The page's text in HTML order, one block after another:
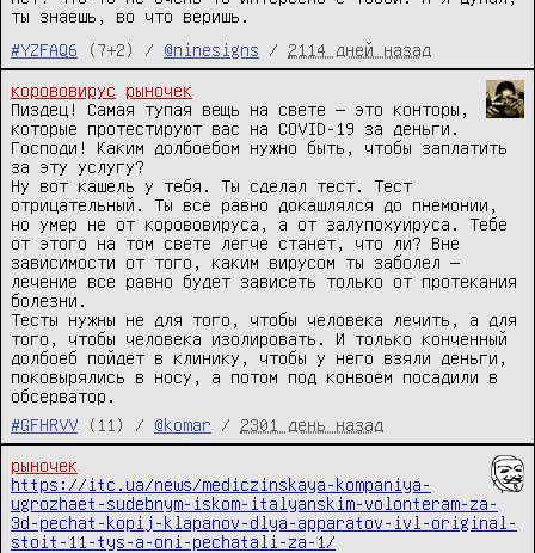
ты знаешь, во что веришь.
#YZFAQ6
(7+2) / @ninesigns / 2114 дней назад
корововирус
рыночек
Пиздец! Самая тупая вещь на свете — это конторы,
которые протестируют вас на COVID-19 за деньги.
Господи! Каким долбоебом нужно быть, чтобы заплатить
за эту услугу?
Ну вот кашель у тебя. Ты сделал тест. Тест
отрицательный. Ты все равно докашлялся до пнемонии,
но умер не от корововируса, а от залупохуируса. Тебе
от этого на том свете легче станет, что ли? Вне
зависимости от того, каким вирусом ты заболел —
лечение все равно будет зависеть только от протекания
болезни.
Тесты нужны не для того, чтобы человека лечить, а для
того, чтобы человека изолировать. И только конченный
долбоеб пойдет в клинику, чтобы у него взяли деньги,
поковырялись в носу, а потом под конвоем посадили в
обсерватор.
#GFHRVV
(11) / @komar / 2301 день назад
рыночек
https://itc.ua/news/mediczinskaya-kompaniya-
ugrozhaet-sudebnym-iskom-italyanskim-volonteram-za-
3d-pechat-kopij-klapanov-dlya-apparatov-ivl-original-
stoit-11-tys-a-oni-pechatali-za-1/